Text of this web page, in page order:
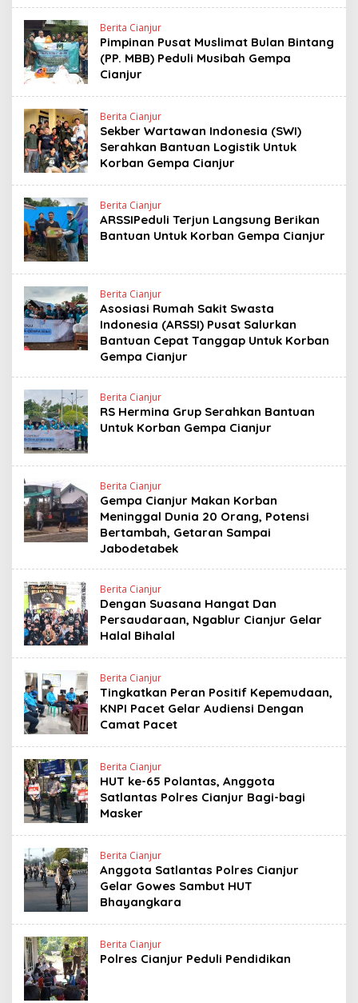
Berita Cianjur
Pimpinan Pusat Muslimat Bulan Bintang
(PP. MBB) Peduli Musibah Gempa
Cianjur
Berita Cianjur
Sekber Wartawan Indonesia (SWI)
Serahkan Bantuan Logistik Untuk
Korban Gempa Cianjur
Berita Cianjur
ARSSIPeduli Terjun Langsung Berikan
Bantuan Untuk Korban Gempa Cianjur
Berita Cianjur
Asosiasi Rumah Sakit Swasta
Indonesia (ARSSI) Pusat Salurkan
Bantuan Cepat Tanggap Untuk Korban
Gempa Cianjur
Berita Cianjur
RS Hermina Grup Serahkan Bantuan
Untuk Korban Gempa Cianjur
Berita Cianjur
Gempa Cianjur Makan Korban
Meninggal Dunia 20 Orang, Potensi
Bertambah, Getaran Sampai
Jabodetabek
Berita Cianjur
Dengan Suasana Hangat Dan
Persaudaraan, Ngablur Cianjur Gelar
Halal Bihalal
Berita Cianjur
Tingkatkan Peran Positif Kepemudaan,
KNPI Pacet Gelar Audiensi Dengan
Camat Pacet
Berita Cianjur
HUT ke-65 Polantas, Anggota
Satlantas Polres Cianjur Bagi-bagi
Masker
Berita Cianjur
Anggota Satlantas Polres Cianjur
Gelar Gowes Sambut HUT
Bhayangkara
Berita Cianjur
Polres Cianjur Peduli Pendidikan